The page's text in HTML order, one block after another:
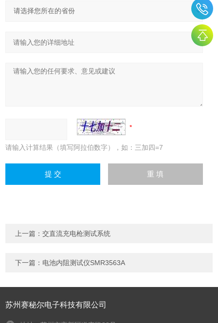
请输入计算结果（填写阿拉伯数字），如：三加四=7
上一篇：交直流充电枪测试系统
下一篇： 电池内阻测试仪SMR3563A
苏州赛秘尔电子科技有限公司